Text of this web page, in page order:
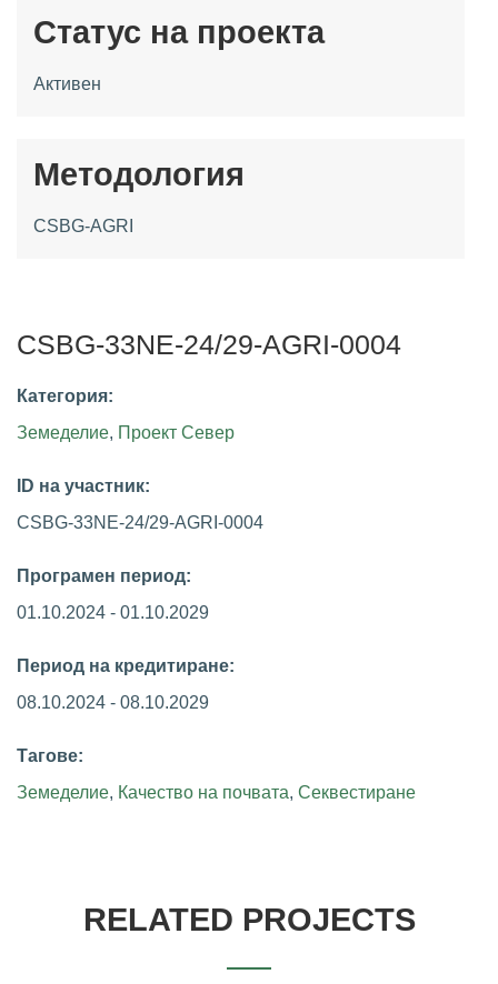
Статус на проекта
Активен
Методология
CSBG-AGRI
CSBG-33NE-24/29-AGRI-0004
Категория:
Земеделие, Проект Север
ID на участник:
CSBG-33NE-24/29-AGRI-0004
Програмен период:
01.10.2024 - 01.10.2029
Период на кредитиране:
08.10.2024 - 08.10.2029
Тагове:
Земеделие, Качество на почвата, Секвестиране
RELATED PROJECTS